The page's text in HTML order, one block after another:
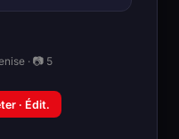
· 📷 5
· Édit.